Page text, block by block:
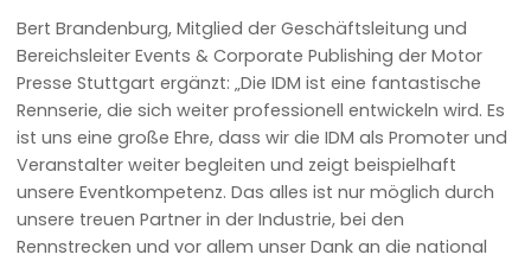
Bert Brandenburg, Mitglied der Geschäftsleitung und
Bereichsleiter Events & Corporate Publishing der Motor
Presse Stuttgart ergänzt: „Die IDM ist eine fantastische
Rennserie, die sich weiter professionell entwickeln wird. Es
ist uns eine große Ehre, dass wir die IDM als Promoter und
Veranstalter weiter begleiten und zeigt beispielhaft
unsere Eventkompetenz. Das alles ist nur möglich durch
unsere treuen Partner in der Industrie, bei den
Rennstrecken und vor allem unser Dank an die national